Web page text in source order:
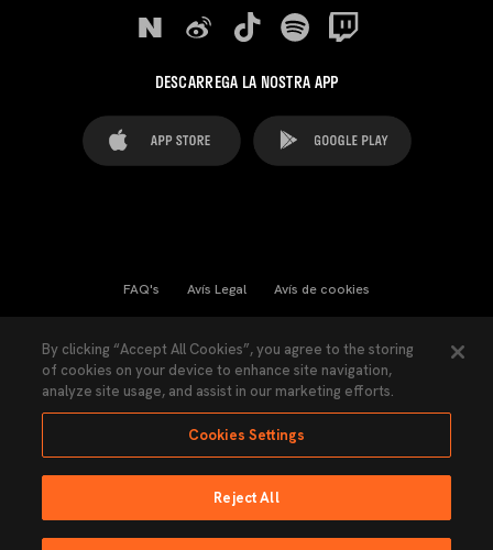
DESCARREGA LA NOSTRA APP
FAQ's Avís Legal Avís de cookies
Llei de Transparència Política de Privacitat
Accessibilitat
Ninguna parte de esta página puede ser reproducida sin el permiso del Valencia
By clicking “Accept All Cookies”, you agree to the storing
of cookies on your device to enhance site navigation,
analyze site usage, and assist in our marketing efforts.
Cookies Settings
Reject All